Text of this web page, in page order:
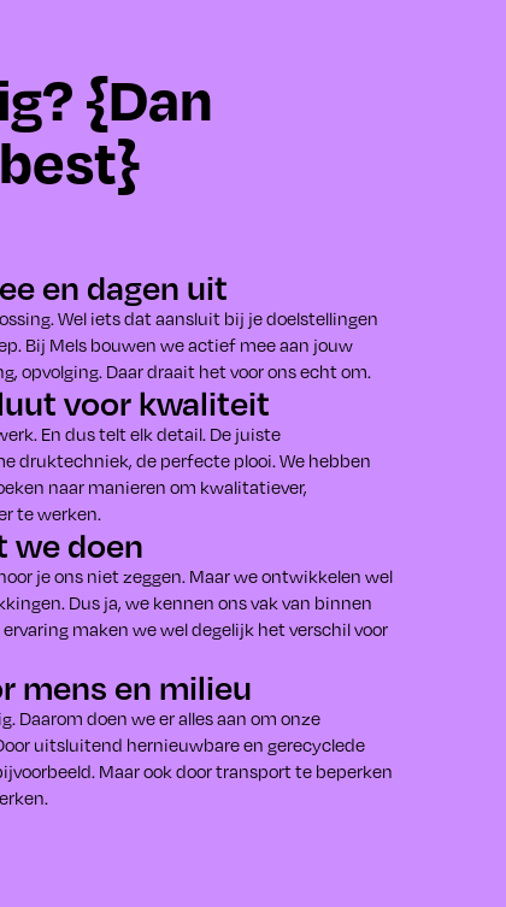
{Dan
en dagen uit
Wel iets dat aansluit bij je doelstellingen
Bij Mels bouwen we actief mee aan jouw
opvolging. Daar draait het voor ons echt om.
voor kwaliteit
En dus telt elk detail. De juiste
druktechniek, de perfecte plooi. We hebben
naar manieren om kwalitatiever,
te werken.
we doen
je ons niet zeggen. Maar we ontwikkelen wel
Dus ja, we kennen ons vak van binnen
maken we wel degelijk het verschil voor
mens en milieu
Daarom doen we er alles aan om onze
uitsluitend hernieuwbare en gerecyclede
Maar ook door transport te beperken